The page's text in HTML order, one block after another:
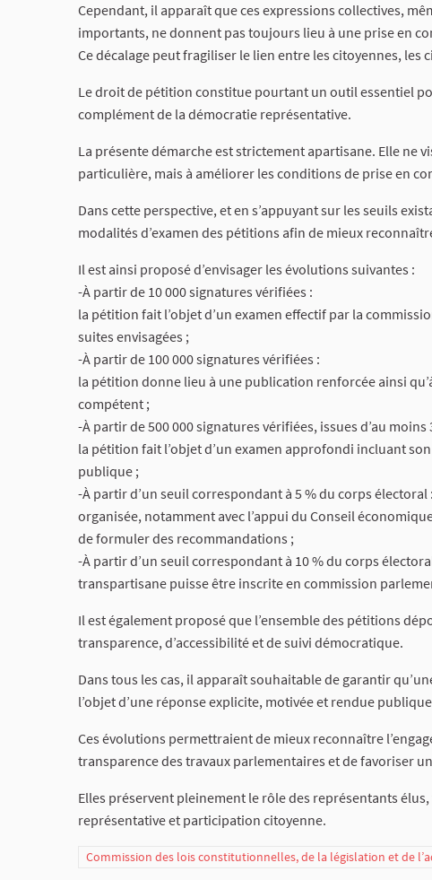
Cependant, il apparaît que ces expressions collectives,
importants, ne donnent pas toujours lieu à une prise en
Ce décalage peut fragiliser le lien entre les citoyennes, les
Le droit de pétition constitue pourtant un outil essentiel
complément de la démocratie représentative.
La présente démarche est strictement apartisane. Elle
particulière, mais à améliorer les conditions de prise en
Dans cette perspective, et en s’appuyant sur les seuils
modalités d’examen des pétitions afin de mieux
Il est ainsi proposé d’envisager les évolutions suivantes :
-À partir de 10 000 signatures vérifiées :
la pétition fait l’objet d’un examen effectif par la
suites envisagées ;
-À partir de 100 000 signatures vérifiées :
la pétition donne lieu à une publication renforcée ainsi
compétent ;
-À partir de 500 000 signatures vérifiées, issues d’au
la pétition fait l’objet d’un examen approfondi incluant
publique ;
-À partir d’un seuil correspondant à 5 % du corps
organisée, notamment avec l’appui du Conseil
de formuler des recommandations ;
-À partir d’un seuil correspondant à 10 % du corps
transpartisane puisse être inscrite en commission
Il est également proposé que l’ensemble des pétitions
transparence, d’accessibilité et de suivi démocratique.
Dans tous les cas, il apparaît souhaitable de garantir
l’objet d’une réponse explicite, motivée et rendue
Ces évolutions permettraient de mieux reconnaître
transparence des travaux parlementaires et de favoriser
Elles préservent pleinement le rôle des représentants
représentative et participation citoyenne.
Commission des lois constitutionnelles, de la législation et de